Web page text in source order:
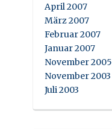
April 2007
März 2007
Februar 2007
Januar 2007
November 2005
November 2003
Juli 2003